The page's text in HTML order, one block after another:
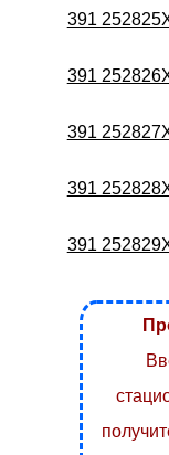
391
391
391
391
391